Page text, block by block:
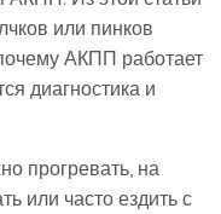
или пинков
АКПП работает
диагностика и
прогревать, на
или часто ездить с